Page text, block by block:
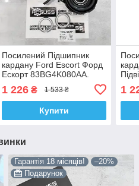
Посилений Підшипник
кардану Ford Escort Форд
Ескорт 83BG4K080AA.
1 226₴ 1 533 ₴
Купити
1
Гарантія 18 місяців!
–20%
Подарунок